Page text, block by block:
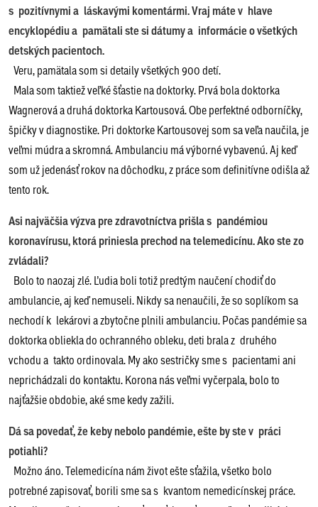
s pozitívnymi a láskavými komentármi. Vraj máte v hlave
encyklopédiu a pamätali ste si dátumy a informácie o všetkých
detských pacientoch.
Veru, pamätala som si detaily všetkých 900 detí.
Mala som taktiež veľké šťastie na doktorky. Prvá bola doktorka
Wagnerová a druhá doktorka Kartousová. Obe perfektné odborníčky,
špičky v diagnostike. Pri doktorke Kartousovej som sa veľa naučila, je
veľmi múdra a skromná. Ambulanciu má výborné vybavenú. Aj keď
som už jedenásť rokov na dôchodku, z práce som definitívne odišla až
tento rok.
Asi najväčšia výzva pre zdravotníctva prišla s pandémiou
koronavírusu, ktorá priniesla prechod na telemedicínu. Ako ste zo
zvládali?
Bolo to naozaj zlé. Ľudia boli totiž predtým naučení chodiť do
ambulancie, aj keď nemuseli. Nikdy sa nenaučili, že so soplíkom sa
nechodí k lekárovi a zbytočne plnili ambulanciu. Počas pandémie sa
doktorka obliekla do ochranného obleku, deti brala z druhého
vchodu a takto ordinovala. My ako sestričky sme s pacientami ani
neprichádzali do kontaktu. Korona nás veľmi vyčerpala, bolo to
najťažšie obdobie, aké sme kedy zažili.
Dá sa povedať, že keby nebolo pandémie, ešte by ste v práci
potiahli?
Možno áno. Telemedicína nám život ešte sťažila, všetko bolo
potrebné zapisovať, borili sme sa s kvantom nemedicínskej práce.